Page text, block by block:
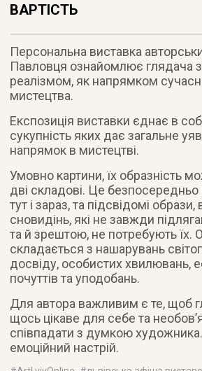
ВАРТІСТЬ
Персональна виставка
Павловця ознайомлює глядача
реалізмом, як напрямком
мистецтва.
Експозиція виставки єднає в
сукупність яких дає загальне
напрямок в мистецтві.
Умовно картини, їх образність
дві складові. Це безпосередньо
тут і зараз, та підсвідомі образи,
сновидінь, які не завжди
та й зрештою, не потребують їх.
складається з нашарувань
досвіду, особистих хвилювань,
почуттів та уподобань.
Для автора важливим є те, щоб
щось цікаве для себе та
співпадати з думкою
емоційний настрій.